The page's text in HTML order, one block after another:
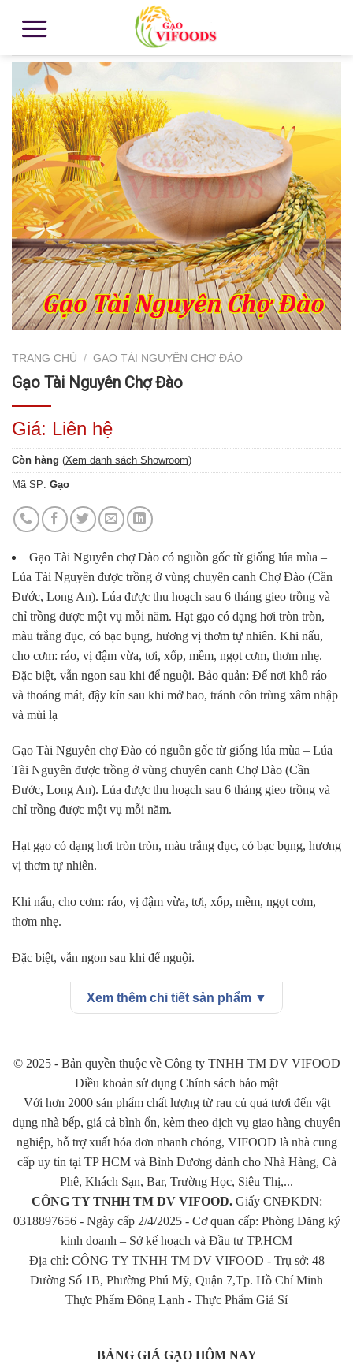
TRANG CHỦ / GẠO TÀI NGUYÊN CHỢ ĐÀO
Gạo Tài Nguyên Chợ Đào
Giá: Liên hệ
Còn hàng (Xem danh sách Showroom)
Mã SP: Gạo
Gạo Tài Nguyên chợ Đào có nguồn gốc từ giống lúa mùa –
Lúa Tài Nguyên được trồng ở vùng chuyên canh Chợ Đào (Cần
Đước, Long An). Lúa được thu hoạch sau 6 tháng gieo trồng và
chỉ trồng được một vụ mỗi năm. Hạt gạo có dạng hơi tròn tròn,
màu trắng đục, có bạc bụng, hương vị thơm tự nhiên. Khi nấu,
cho cơm: ráo, vị đậm vừa, tơi, xốp, mềm, ngọt cơm, thơm nhẹ.
Đặc biệt, vẫn ngon sau khi để nguội. Bảo quản: Để nơi khô ráo
và thoáng mát, đậy kín sau khi mở bao, tránh côn trùng xâm nhập
và mùi lạ
Gạo Tài Nguyên chợ Đào có nguồn gốc từ giống lúa mùa – Lúa
Tài Nguyên được trồng ở vùng chuyên canh Chợ Đào (Cần
Đước, Long An). Lúa được thu hoạch sau 6 tháng gieo trồng và
chỉ trồng được một vụ mỗi năm.
Hạt gạo có dạng hơi tròn tròn, màu trắng đục, có bạc bụng, hương
vị thơm tự nhiên.
Khi nấu, cho cơm: ráo, vị đậm vừa, tơi, xốp, mềm, ngọt cơm,
thơm nhẹ.
Đặc biệt, vẫn ngon sau khi để nguội.
Bảo quản: Để nơi khô ráo và thoáng mát, đậy kín sau khi mở bao,
tránh côn trùng xâm nhập và mùi lạ
Thành phần dinh dưỡng của gạo Tài nguyên Chợ Đào:
Mua Gạo Tài Nguyên chợ Đào chất lượng, giao tận nhà tại
TPHCM
Bạn cần biết
Thành phần dinh dưỡng của gạo Tài nguyên Chợ Đào:
Chất đạm (Protein): 6,8g
Chất xơ (Gluxit): 77,4g
Mua Gạo Tài Nguyên chợ Đào chất lượng, giao tận nhà tại
đủ, hạnh phúc cho mọi gia đình – Vựa Gạo Vifoods cam kết cung
Xem thêm chi tiết sản phẩm ▼
© 2025 - Bản quyền thuộc về Công ty TNHH TM DV VIFOOD
Điều khoản sử dụng Chính sách bảo mật
Với hơn 2000 sản phẩm chất lượng từ rau củ quả tươi đến vật
dụng nhà bếp, giá cả bình ổn, kèm theo dịch vụ giao hàng chuyên
nghiệp, hỗ trợ xuất hóa đơn nhanh chóng, VIFOOD là nhà cung
cấp uy tín tại TP HCM và Bình Dương dành cho Nhà Hàng, Cà
Phê, Khách Sạn, Bar, Trường Học, Siêu Thị,...
CÔNG TY TNHH TM DV VIFOOD.Giấy CNĐKDN:
0318897656 - Ngày cấp 2/4/2025 - Cơ quan cấp: Phòng Đăng ký
kinh doanh – Sở kế hoạch và Đầu tư TP.HCM
Địa chỉ: CÔNG TY TNHH TM DV VIFOOD - Trụ sở: 48
Đường Số 1B, Phường Phú Mỹ, Quận 7,Tp. Hồ Chí Minh
Thực Phẩm Đông Lạnh - Thực Phẩm Giá Sỉ
BẢNG GIÁ GẠO HÔM NAY